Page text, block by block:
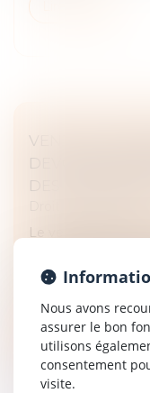
VENTE DE
DEVOIR DE
DES
Le vendeur
d'un matériel à
lui-même des
Lire la suite
Nous avons
assurer le bon
utilisons
consentement
visite.